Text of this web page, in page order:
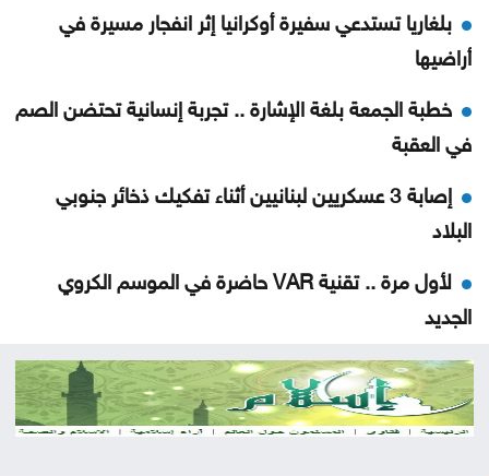
بلغاريا تستدعي سفيرة أوكرانيا إثر انفجار مسيرة في
أراضيها
خطبة الجمعة بلغة الإشارة .. تجربة إنسانية تحتضن الصم
في العقبة
إصابة 3 عسكريين لبنانيين أثناء تفكيك ذخائر جنوبي
البلاد
لأول مرة .. تقنية VAR حاضرة في الموسم الكروي
الجديد
الجيش الإيراني: الوضع في مضيق هرمز نهائي ولا رجعة
فيه